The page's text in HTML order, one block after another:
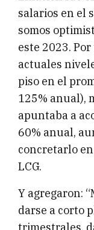
salarios en el
somos
este 2023.
actuales
piso en el
125% anual),
apuntaba a
60% anual,
concretarlo
LCG.
Y agregaron:
darse a corto
trimestrales,